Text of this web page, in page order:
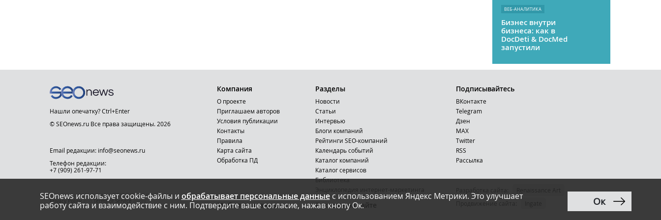
ВЕБ-АНАЛИТИКА
Бизнес внутри
бизнеса: как в
DocDeti & DocMed
запустили
как стартап
SEOnews использует cookie-файлы и обрабатывает персональные данныес использованием Яндекс Метрики. Это улучшает
работу сайта и взаимодействие с ним. Подтвердите ваше согласие, нажав кнопу Ок.
Ок
Нашли опечатку? Ctrl+Enter
© SEOnews.ru Все права защищены. 2026
Email редакции: info@seonews.ru
Телефон редакции:
+7 (909) 261-97-71
This site is protected by reCAPTCHA and the Google
Privacy Policyand Terms of Serviceapply.
Компания
О проекте
Приглашаем авторов
Условия публикации
Контакты
Правила
Карта сайта
Обработка ПД
Мобильная версия
Разделы
Новости
Статьи
Интервью
Блоги компаний
Рейтинги SEO-компаний
Календарь событий
Каталог компаний
Каталог сервисов
Библиотека
Реклама на сайте
Подписывайтесь
ВКонтакте
Telegram
Дзен
MAX
Тwitter
RSS
Рассылка
Продвижение сайта
12+